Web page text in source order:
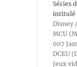
Séries
intitulé
Disney
MCU
007
DCEU
Jeux